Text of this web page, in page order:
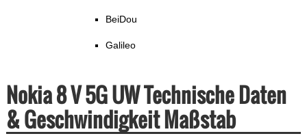
BeiDou
Galileo
Nokia 8 V 5G UW Technische Daten
& Geschwindigkeit Maßstab